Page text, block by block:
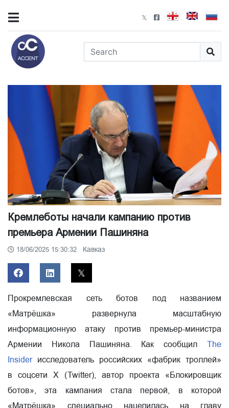
Кремлеботы начали кампанию против
премьера Армении Пашиняна
18/06/2025 15:30:32 Кавказ
Прокремлевская сеть ботов под названием
«Матрёшка» развернула масштабную
информационную атаку против премьер-министра
Армении Никола Пашиняна. Как сообщил The
Insiderисследователь российских «фабрик троллей»
в соцсети X (Twitter), автор проекта «Блокировщик
ботов», эта кампания стала первой, в которой